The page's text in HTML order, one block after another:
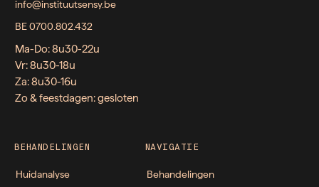
info@instituutsensy.be
BE 0700.802.432
Ma-Do: 8u30-22u
Vr: 8u30-18u
Za: 8u30-16u
Zo & feestdagen: gesloten
BEHANDELINGEN
Huidanalyse
NAVIGATIE
Behandelingen